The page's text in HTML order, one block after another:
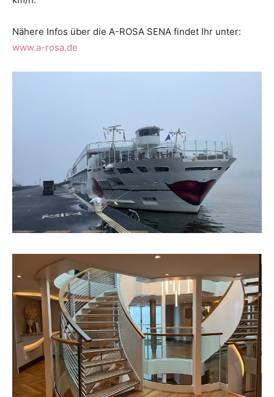
Nähere Infos über die A-ROSA SENA findet Ihr unter:
www.a-rosa.de